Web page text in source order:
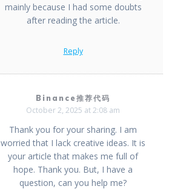
mainly because I had some doubts
after reading the article.
Reply
Binance推荐代码
October 2, 2025 at 2:08 am
Thank you for your sharing. I am
worried that I lack creative ideas. It is
your article that makes me full of
hope. Thank you. But, I have a
question, can you help me?